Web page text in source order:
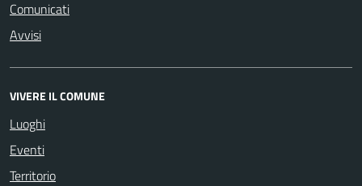
Comunicati
Avvisi
VIVERE IL COMUNE
Luoghi
Eventi
Territorio